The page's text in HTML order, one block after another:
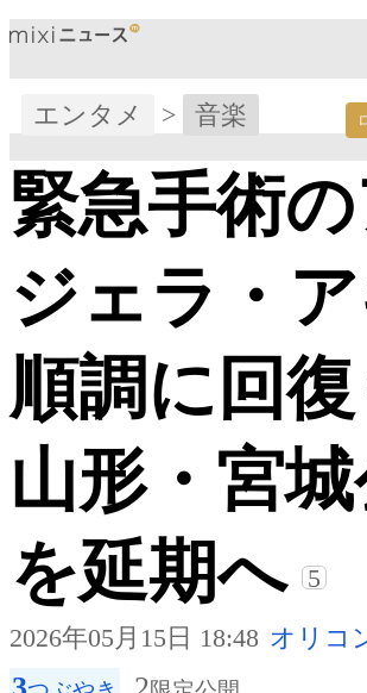
エンタメ > 音楽
緊急手術
ジェラ・ア
順調に回
山形・宮
を延期へ
5
2026年05月15日 18:48 オリコ